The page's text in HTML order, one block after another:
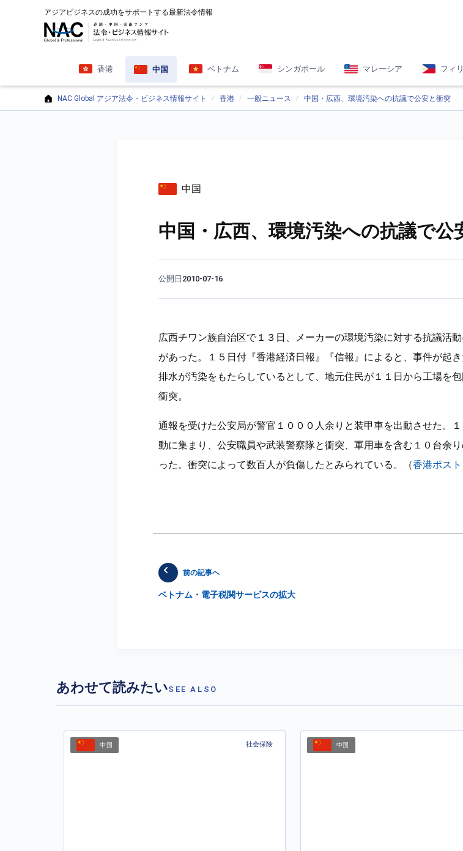
アジアビジネスの成功をサポートする最新法令情報
香港 中国 ベトナム シンガポール マレーシア フィ
NAC Global アジア法令・ビジネス情報サイト 香港 一般ニュース 中国・広西、環境汚染への抗議で公安と衝突
中国
中国・広西、環境汚染への抗議で公
公開日 2010-07-16
広西チワン族自治区で１３日、メーカーの環境汚染に対する抗議活
があった。１５日付『香港経済日報』『信報』によると、事件が起
排水が汚染をもたらしているとして、地元住民が１１日から工場を
衝突。
通報を受けた公安局が警官１０００人余りと装甲車を出動させた。
動に集まり、公安職員や武装警察隊と衝突、軍用車を含む１０台余
った。衝突によって数百人が負傷したとみられている。（香港ポスト
前の記事へ
ベトナム・電子税関サービスの拡大
あわせて読みたいSEE ALSO
中国 社会保険 中国